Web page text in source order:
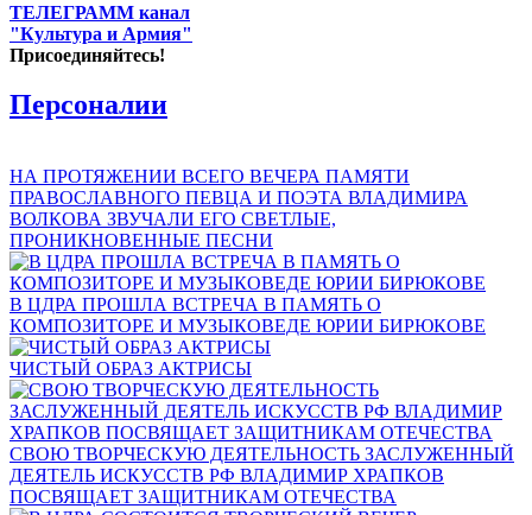
ТЕЛЕГРАММ канал
"Культура и Армия"
Присоединяйтесь!
Персоналии
НА ПРОТЯЖЕНИИ ВСЕГО ВЕЧЕРА ПАМЯТИ
ПРАВОСЛАВНОГО ПЕВЦА И ПОЭТА ВЛАДИМИРА
ВОЛКОВА ЗВУЧАЛИ ЕГО СВЕТЛЫЕ,
ПРОНИКНОВЕННЫЕ ПЕСНИ
В ЦДРА ПРОШЛА ВСТРЕЧА В ПАМЯТЬ О
КОМПОЗИТОРЕ И МУЗЫКОВЕДЕ ЮРИИ БИРЮКОВЕ
ЧИСТЫЙ ОБРАЗ АКТРИСЫ
СВОЮ ТВОРЧЕСКУЮ ДЕЯТЕЛЬНОСТЬ ЗАСЛУЖЕННЫЙ
ДЕЯТЕЛЬ ИСКУССТВ РФ ВЛАДИМИР ХРАПКОВ
ПОСВЯЩАЕТ ЗАЩИТНИКАМ ОТЕЧЕСТВА